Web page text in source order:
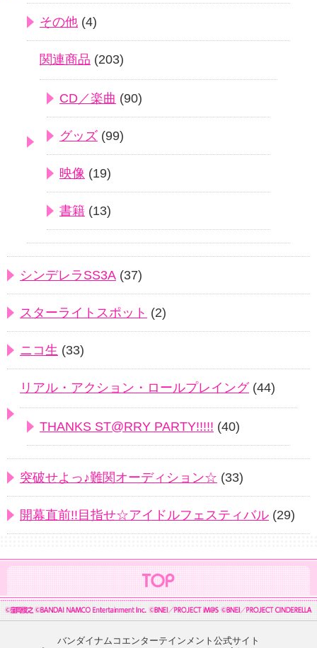
その他 (4)
関連商品 (203)
CD／楽曲 (90)
グッズ (99)
映像 (19)
書籍 (13)
シンデレラSS3A (37)
スターライトスポット (2)
ニコ生 (33)
リアル・アクション・ロールプレイング(44)
THANKS ST@RRY PARTY!!!!! (40)
突破せよっ♪難関オーディション☆ (33)
開幕直前!!目指せ☆アイドルフェスティバル (29)
バンダイナムコエンターテインメント公式サイト